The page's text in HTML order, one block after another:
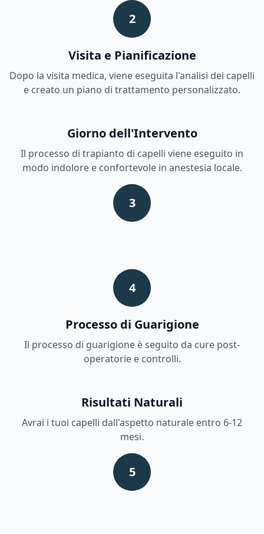
2
Visita e Pianificazione
Dopo la visita medica, viene eseguita l'analisi dei capelli
e creato un piano di trattamento personalizzato.
Giorno dell'Intervento
Il processo di trapianto di capelli viene eseguito in
modo indolore e confortevole in anestesia locale.
3
4
Processo di Guarigione
Il processo di guarigione è seguito da cure post-
operatorie e controlli.
Risultati Naturali
Avrai i tuoi capelli dall'aspetto naturale entro 6-12
mesi.
5